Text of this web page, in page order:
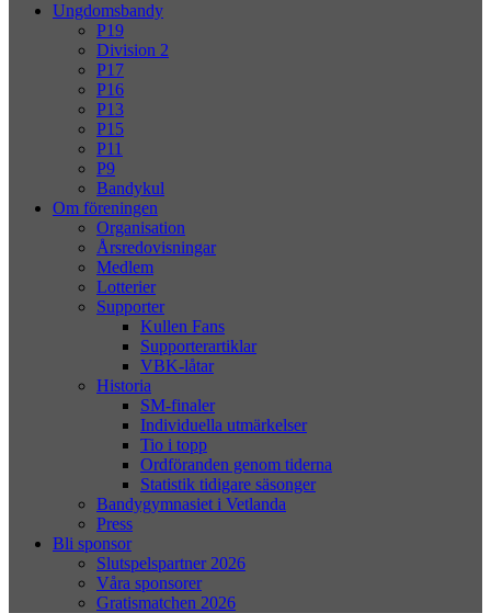
Ungdomsbandy
P19
Division 2
P17
P16
P13
P15
P11
P9
Bandykul
Om föreningen
Organisation
Årsredovisningar
Medlem
Lotterier
Supporter
Kullen Fans
Supporterartiklar
VBK-låtar
Historia
SM-finaler
Individuella utmärkelser
Tio i topp
Ordföranden genom tiderna
Statistik tidigare säsonger
Bandygymnasiet i Vetlanda
Press
Bli sponsor
Slutspelspartner 2026
Våra sponsorer
Gratismatchen 2026